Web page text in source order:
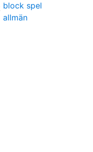
block spel
allmän